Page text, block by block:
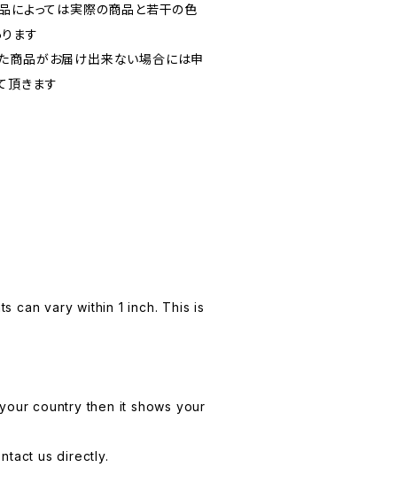
によっては実際の商品と若干の色
ます
商品がお届け出来ない場合には申
頂きます
can vary within 1 inch. This is
country then it shows your
us directly.